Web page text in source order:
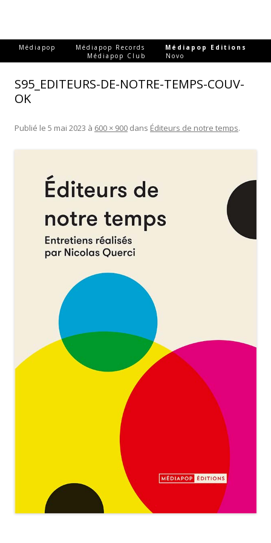
Médiapop Médiapop Records Médiapop Editions
Médiapop Club Novo
S95_EDITEURS-DE-NOTRE-TEMPS-COUV-
OK
Publié le 5 mai 2023 à 600 × 900 dans Éditeurs de notre temps.